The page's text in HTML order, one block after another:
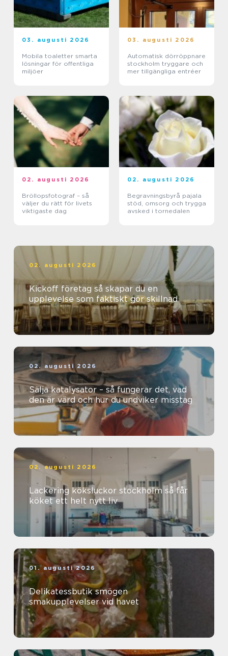
03. augusti 2026
Mobila toaletter smarta
lösningar för offentliga
miljöer
03. augusti 2026
Automatisk dörröppnare
stockholm tryggare och
mer tillgängliga entréer
02. augusti 2026
Bröllopsfotograf – så
väljer du rätt för livets
viktigaste dag
02. augusti 2026
Begravningsbyrå pajala
stöd, omsorg och trygga
avsked i tornedalen
02. augusti 2026
Kickoff företag så skapar du en
upplevelse som faktiskt gör skillnad
02. augusti 2026
Sälja katalysator – så fungerar det, vad
den är värd och hur du undviker misstag
02. augusti 2026
Lackering köksluckor stockholm så får
köket ett helt nytt liv
01. augusti 2026
Delikatessbutik smögen
smakupplevelser vid havet